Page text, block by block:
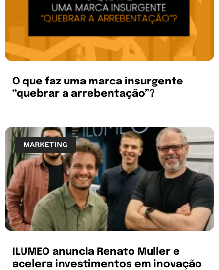
O que faz uma marca insurgente
“quebrar a arrebentação”?
MARKETING
ILUMEO anuncia Renato Muller e
acelera investimentos em inovação